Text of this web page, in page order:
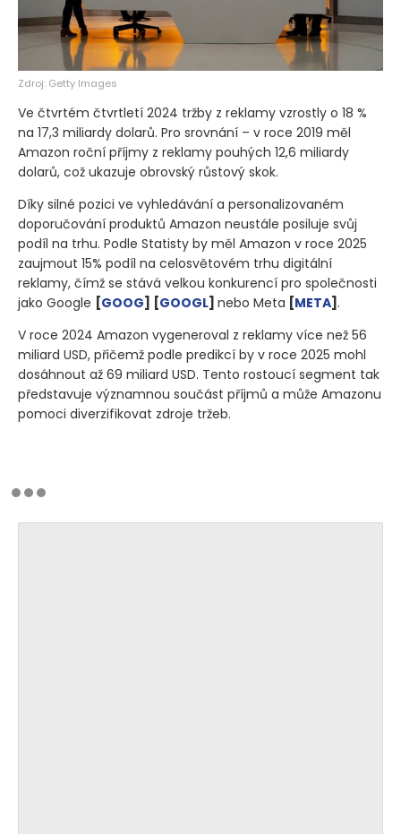
Zdroj: Getty Images
Ve čtvrtém čtvrtletí 2024 tržby z reklamy vzrostly o 18 %
na 17,3 miliardy dolarů. Pro srovnání – v roce 2019 měl
Amazon roční příjmy z reklamy pouhých 12,6 miliardy
dolarů, což ukazuje obrovský růstový skok.
Díky silné pozici ve vyhledávání a personalizovaném
doporučování produktů Amazon neustále posiluje svůj
podíl na trhu. Podle Statisty by měl Amazon v roce 2025
zaujmout 15% podíl na celosvětovém trhu digitální
reklamy, čímž se stává velkou konkurencí pro společnosti
jako Google [GOOG] [GOOGL] nebo Meta [META] .
V roce 2024 Amazon vygeneroval z reklamy více než 56
miliard USD, přičemž podle predikcí by v roce 2025 mohl
dosáhnout až 69 miliard USD. Tento rostoucí segment tak
představuje významnou součást příjmů a může Amazonu
pomoci diverzifikovat zdroje tržeb.